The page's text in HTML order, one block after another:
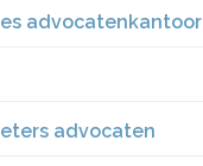
advocatenkantoor
advocaten